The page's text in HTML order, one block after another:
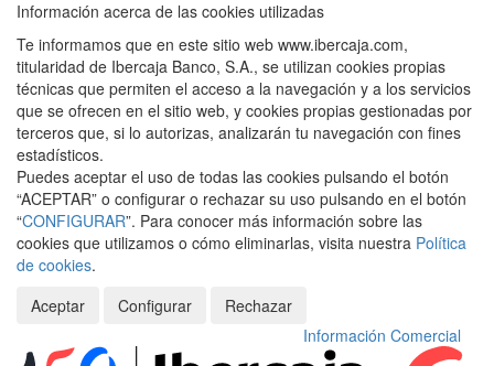
Información acerca de las cookies utilizadas
Te informamos que en este sitio web www.ibercaja.com,
titularidad de Ibercaja Banco, S.A., se utilizan cookies propias
técnicas que permiten el acceso a la navegación y a los servicios
que se ofrecen en el sitio web, y cookies propias gestionadas por
terceros que, si lo autorizas, analizarán tu navegación con fines
estadísticos.
Puedes aceptar el uso de todas las cookies pulsando el botón
“ACEPTAR” o configurar o rechazar su uso pulsando en el botón
“CONFIGURAR”. Para conocer más información sobre las
cookies que utilizamos o cómo eliminarlas, visita nuestra Política
de cookies.
Aceptar
Configurar
Rechazar
Información Comercial